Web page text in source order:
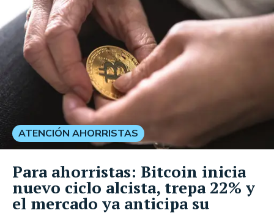
ATENCIÓN AHORRISTAS
Para ahorristas: Bitcoin inicia
nuevo ciclo alcista, trepa 22% y
el mercado ya anticipa su